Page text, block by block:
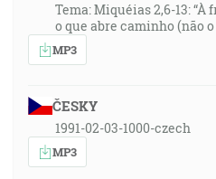
Tema: Miquéias 2,6-13:
o que abre caminho (não
MP3
ČESKY
1991-02-03-1000-czech
MP3